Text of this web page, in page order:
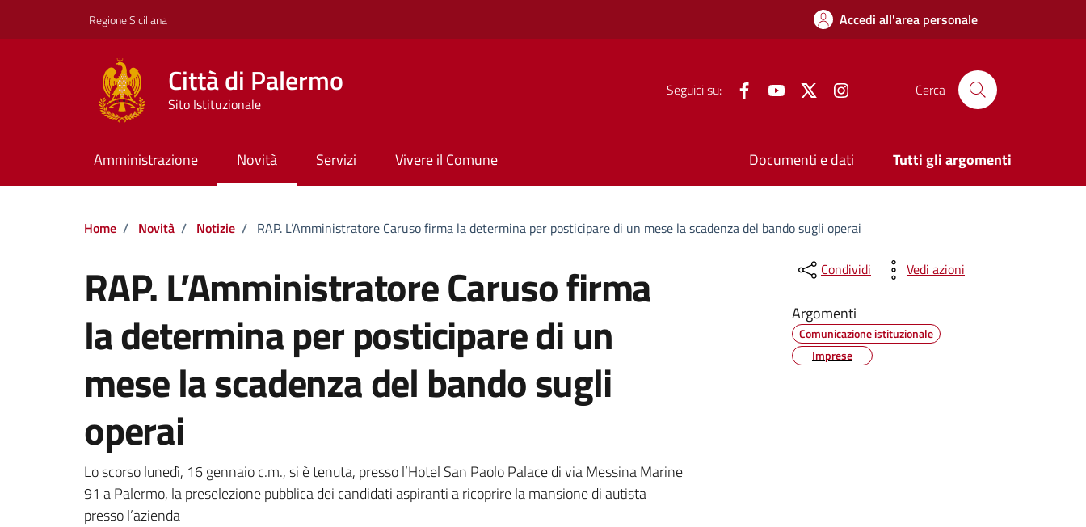
Regione Siciliana Accedi all'area personale
Città di Palermo
Sito Istituzionale
Seguici su: FacebookYouTube Twitter Cerca
Amministrazione Novità Servizi Vivere il Comune Documenti e dati Tutti gli argomenti
Home / Novità / Notizie / RAP. L’Amministratore Caruso firma la determina per posticipare di un mese la scadenza del bando sugli operai
RAP. L’Amministratore Caruso firma
la determina per posticipare di un
mese la scadenza del bando sugli
operai
Dettagli della notizia
Lo scorso lunedì, 16 gennaio c.m., si è tenuta, presso l’Hotel San Paolo Palace di via Messina Marine
91 a Palermo, la preselezione pubblica dei candidati aspiranti a ricoprire la mansione di autista
presso l’azienda
Condividi Vedi azioni
Argomenti
Comunicazione istituzionale
Imprese